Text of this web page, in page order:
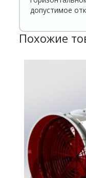
допустимое
Похожие